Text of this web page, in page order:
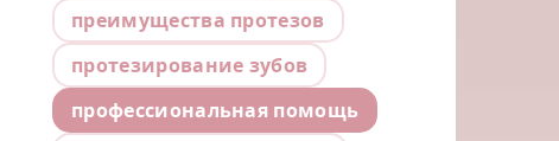
преимущества протезов
протезирование зубов
профессиональная помощь